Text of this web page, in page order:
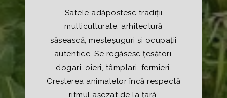
Satele adăpostesc tradiții
multiculturale, arhitectură
săsească, meșteșuguri și ocupații
autentice. Se regăsesc țesători,
dogari, oieri, tâmplari, fermieri.
Creșterea animalelor încă respectă
ritmul așezat de la țară.